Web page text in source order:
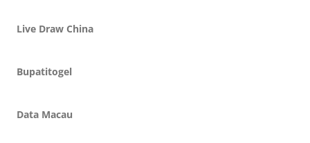
Live Draw China
Bupatitogel
Data Macau